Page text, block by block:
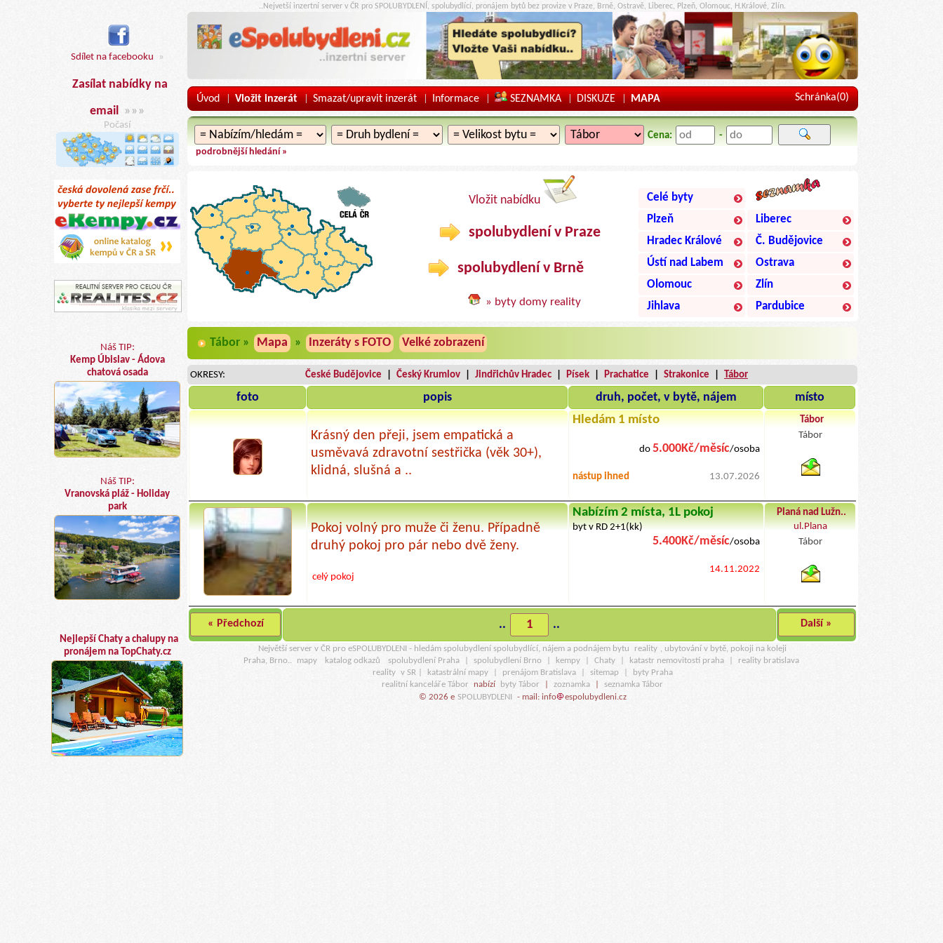
Sdílet na facebooku »
Zasílat nabídky na
email »»»
Počasí
Náš TIP:
Kemp Úbislav - Ádova
chatová osada
Náš TIP:
Vranovská pláž - Holiday
park
Nejlepší Chaty a chalupy na
pronájem na TopChaty.cz
..Nejvetší inzertní server v ČR pro SPOLUBYDLENÍ, spolubydlící, pronájem bytů bez provize v Praze, Brně, Ostravě, Liberec, Plzeň, Olomouc, H.Králové, Zlín.
Úvod | Vložit inzerát | Smazat/upravit inzerát | Informace | SEZNAMKA | DISKUZE | MAPA Schránka(0)
Cena: -
podrobnější hledání »
Vložit nabídku
spolubydlení v Praze
spolubydlení v Brně
» byty domy reality
Celé byty
Plzeň
Liberec
Hradec Králové
Č. Budějovice
Ústí nad Labem
Ostrava
Olomouc
Zlín
Jihlava
Pardubice
Tábor » Mapa » Inzeráty s FOTO Velké zobrazení
OKRESY: České Budějovice Český Krumlov Jindřichův Hradec Písek Prachatice Strakonice Tábor
foto popis druh, počet, v bytě, nájem místo
Krásný den přeji, jsem empatická a
usměvavá zdravotní sestřička (věk 30+),
klidná, slušná a ..
Hledám 1 místo
do 5.000Kč/měsíc/osoba
nástup ihned 13.07.2026
Tábor
Tábor
Pokoj volný pro muže či ženu. Případně
druhý pokoj pro pár nebo dvě ženy.
celý pokoj
Nabízím 2 místa, 1L pokoj
byt v RD 2+1(kk)
5.400Kč/měsíc/osoba
14.11.2022
Planá nad Lužn..
ul.Plana
Tábor
« Předchozí .. 1 .. Další »
Největší server v ČR pro eSPOLUBYDLENI - hledám spolubydlení spolubydlící, nájem a podnájem bytu reality
, ubytování v bytě, pokoji na koleji
Praha, Brno..
mapy katalog odkazů spolubydlení Praha spolubydlení Brno kempy Chaty katastr nemovitostí praha
reality bratislava
reality v SR | katastrální mapy prenájom Bratislava sitemap
byty Praha
realitní kanceláře Tábor
nabízí byty Tábor zoznamka
seznamka Tábor
© 2026 e SPOLUBYDLENI - mail: info espolubydleni.cz